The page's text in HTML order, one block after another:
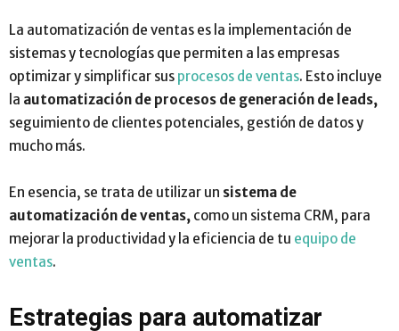
La automatización de ventas es la implementación de
sistemas y tecnologías que permiten a las empresas
optimizar y simplificar sus procesos de ventas. Esto incluye
la automatización de procesos de generación de leads,
seguimiento de clientes potenciales, gestión de datos y
mucho más.
En esencia, se trata de utilizar un sistema de
automatización de ventas, como un sistema CRM, para
mejorar la productividad y la eficiencia de tu equipo de
ventas.
Estrategias para automatizar